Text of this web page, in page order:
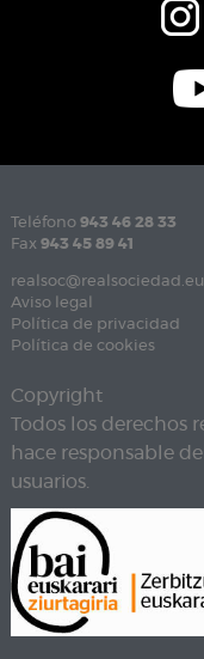
Teléfono 943 46 28 33
Fax 943 45 89 41
Aviso legal
Política de privacidad
Política de cookies
Copyright
Todos los derechos
hace responsable
usuarios.